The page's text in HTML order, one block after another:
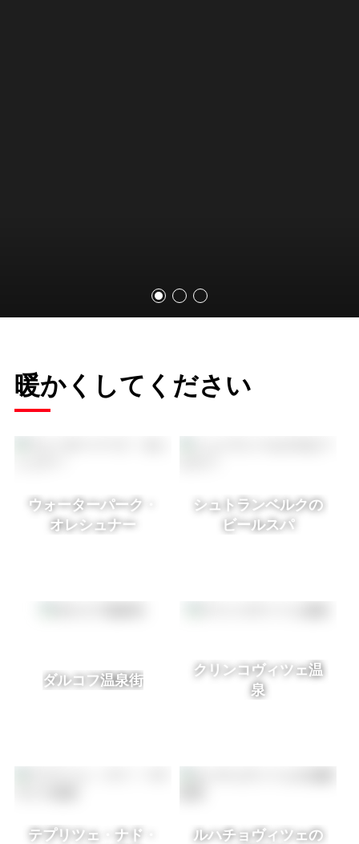
暖かくしてください
ウォーターパーク・
オレシュナー
シュトランベルクの
ビールスパ
ダルコフ温泉街
クリンコヴィツェ温
泉
テプリツェ・ナド・
ルハチョヴィツェの